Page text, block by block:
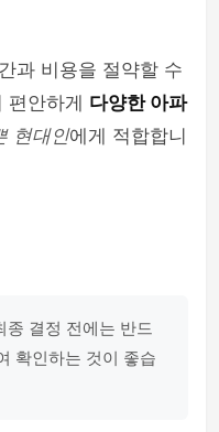
과 비용을 절약할 수
편안하게 다양한 아파
현대인에게 적합합니
종 결정 전에는 반드
확인하는 것이 좋습